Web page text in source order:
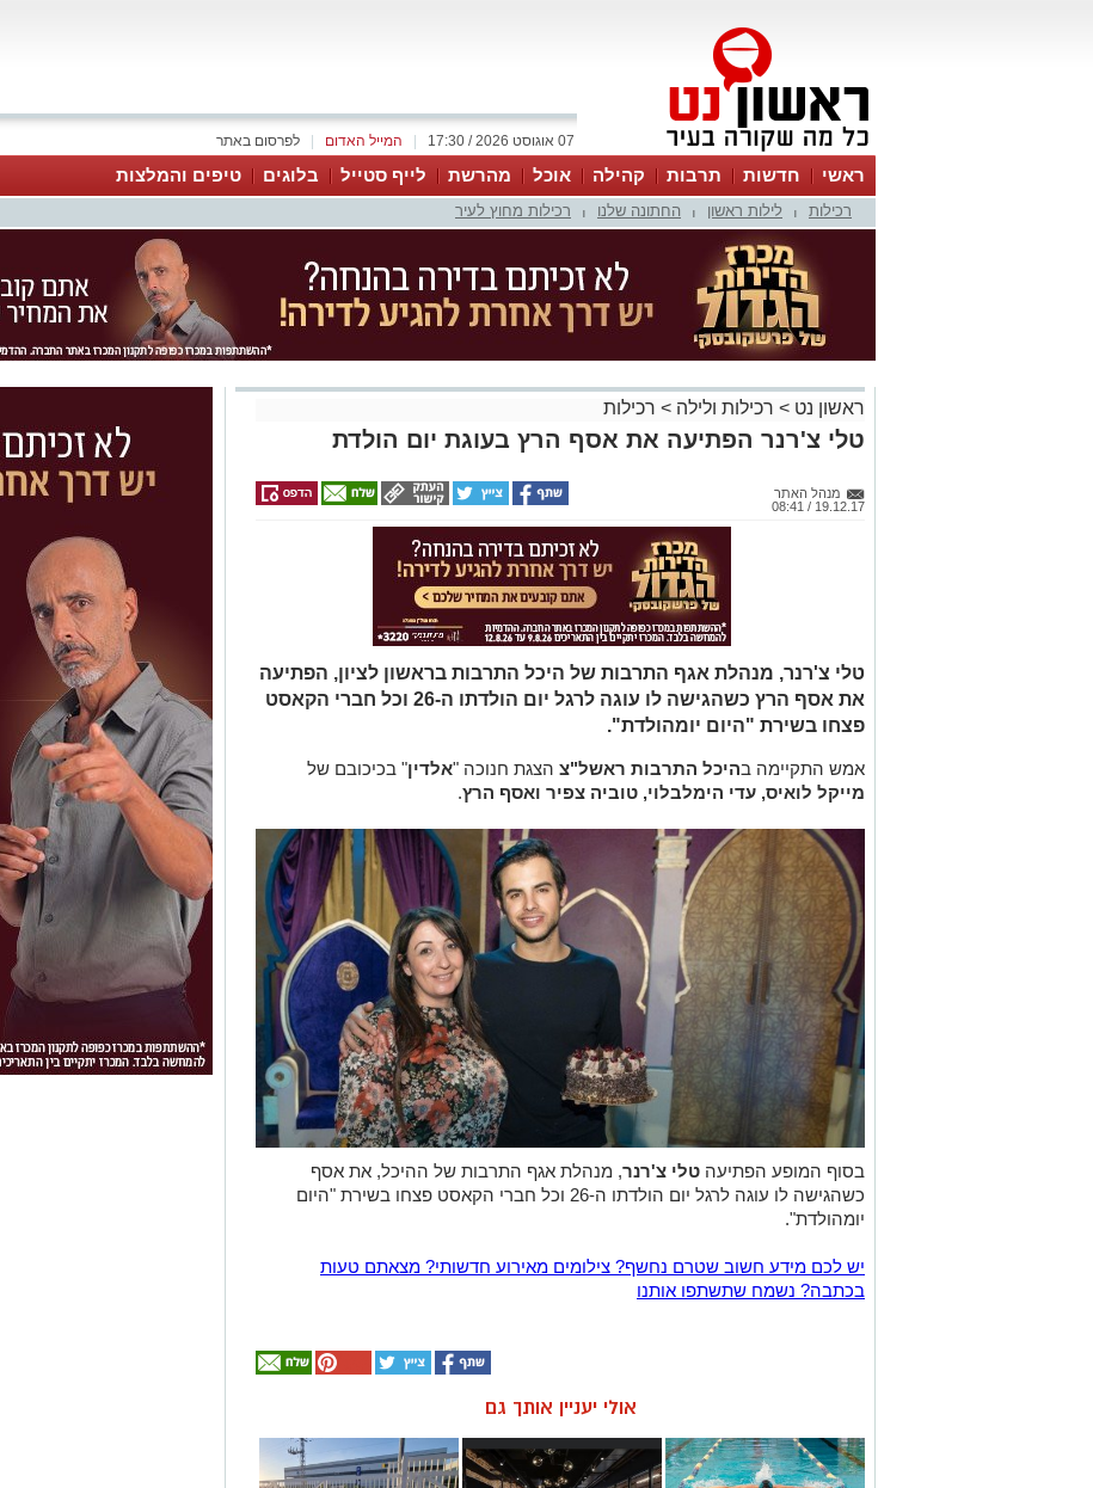
לפרסום באתר המייל האדום 07 אוגוסט 2026 / 17:30
ראשי חדשות תרבות קהילה אוכל מהרשת לייף סטייל בלוגים טיפים והמלצות
רכילות לילות ראשון החתונה שלנו רכילות מחוץ לעיר
ראשון נט > רכילות ולילה > רכילות
טלי צ'רנר הפתיעה את אסף הרץ בעוגת יום הולדת
מנהל האתר
19.12.17 / 08:41
טלי צ'רנר, מנהלת אגף התרבות של היכל התרבות בראשון לציון, הפתיעה
את אסף הרץ כשהגישה לו עוגה לרגל יום הולדתו ה-26 וכל חברי הקאסט
פצחו בשירת "היום יומהולדת".
אמש התקיימה בהיכל התרבות ראשל"צ הצגת חנוכה "אלדין" בכיכובם של
מייקל לואיס, עדי הימלבלוי, טוביה צפיר ואסף הרץ.
בסוף המופע הפתיעה טלי צ'רנר, מנהלת אגף התרבות של ההיכל, את אסף
כשהגישה לו עוגה לרגל יום הולדתו ה-26 וכל חברי הקאסט פצחו בשירת "היום
יומהולדת".
יש לכם מידע חשוב שטרם נחשף? צילומים מאירוע חדשותי? מצאתם טעות
בכתבה? נשמח שתשתפו אותנו
אולי יעניין אותך גם